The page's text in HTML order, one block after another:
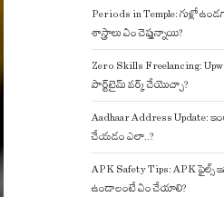
Periods in Temple: గుళ్లో
శాస్త్రాలు ఏం చెప్తున్నాయి?
Zero Skills Freelancing:
పార్ట్‌టైమ్ వర్క్ చేయొచ్చా?
Aadhaar Address Update:
చేయడం ఎలా..?
APK Safety Tips: APK ఫైల్స్
ఉండాలంటే ఏం చేయాలి?